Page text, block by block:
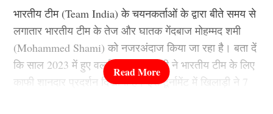
सक्रिय होगा।
किसानों को हो सकता है लाभ
विशेषज्ञों का मानना है कि यदि मंडी टैक्स हटाया जाता है, तो
भारतीय टीम (Team India) के चयनकर्ताओं के द्वारा बीते समय से
लगातार भारतीय टीम के तेज और घातक गेंदबाज मोहम्मद शमी
(Mohammed Shami) को नजरअंदाज किया जा रहा है। बता दें
कि साल 2023 में हुए वर्ल्ड कप में खिलाड़ी ने भारतीय टीम के लिए
काफी शानदार प्रदर्शन दिखाया है। इस टूर्नामेंट में खिलाड़ी ने 7